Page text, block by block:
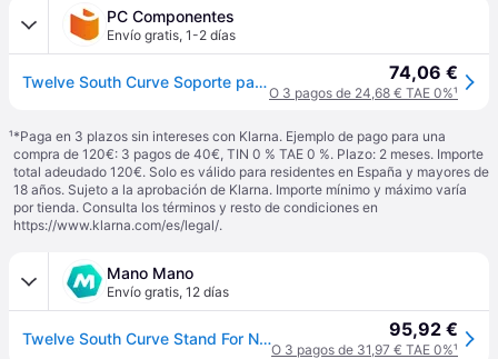
PC Componentes
Envío gratis, 1-2 días
Twelve South Curve Soporte para ordenador portátil Mesa Blanco 263x222x149 mm Max 650 g 74,06 €
O 3 pagos de 24,68 € TAE 0%¹
¹*Paga en 3 plazos sin intereses con Klarna. Ejemplo de pago para una
compra de 120€: 3 pagos de 40€, TIN 0 % TAE 0 %. Plazo: 2 meses. Importe
total adeudado 120€. Solo es válido para residentes en España y mayores de
18 años. Sujeto a la aprobación de Klarna. Importe mínimo y máximo varía
por tienda. Consulta los términos y resto de condiciones en
https://www.klarna.com/es/legal/.
Mano Mano
Envío gratis, 12 días
Twelve South Curve Stand For Notebook 95,92 €
O 3 pagos de 31,97 € TAE 0%¹